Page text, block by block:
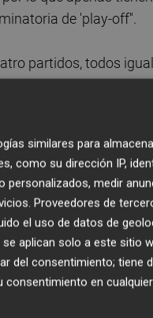
de 'play-off''.
partidos, todos igual
Veremos las
sea complicado se
al de la competición
en LaLiga son
algo más, pero el
ha faltado ese plus
similares para
como su dirección IP,
medir
Proveedores de
el uso de datos de
aplican solo a este sitio
del consentimiento; tiene
consentimiento en